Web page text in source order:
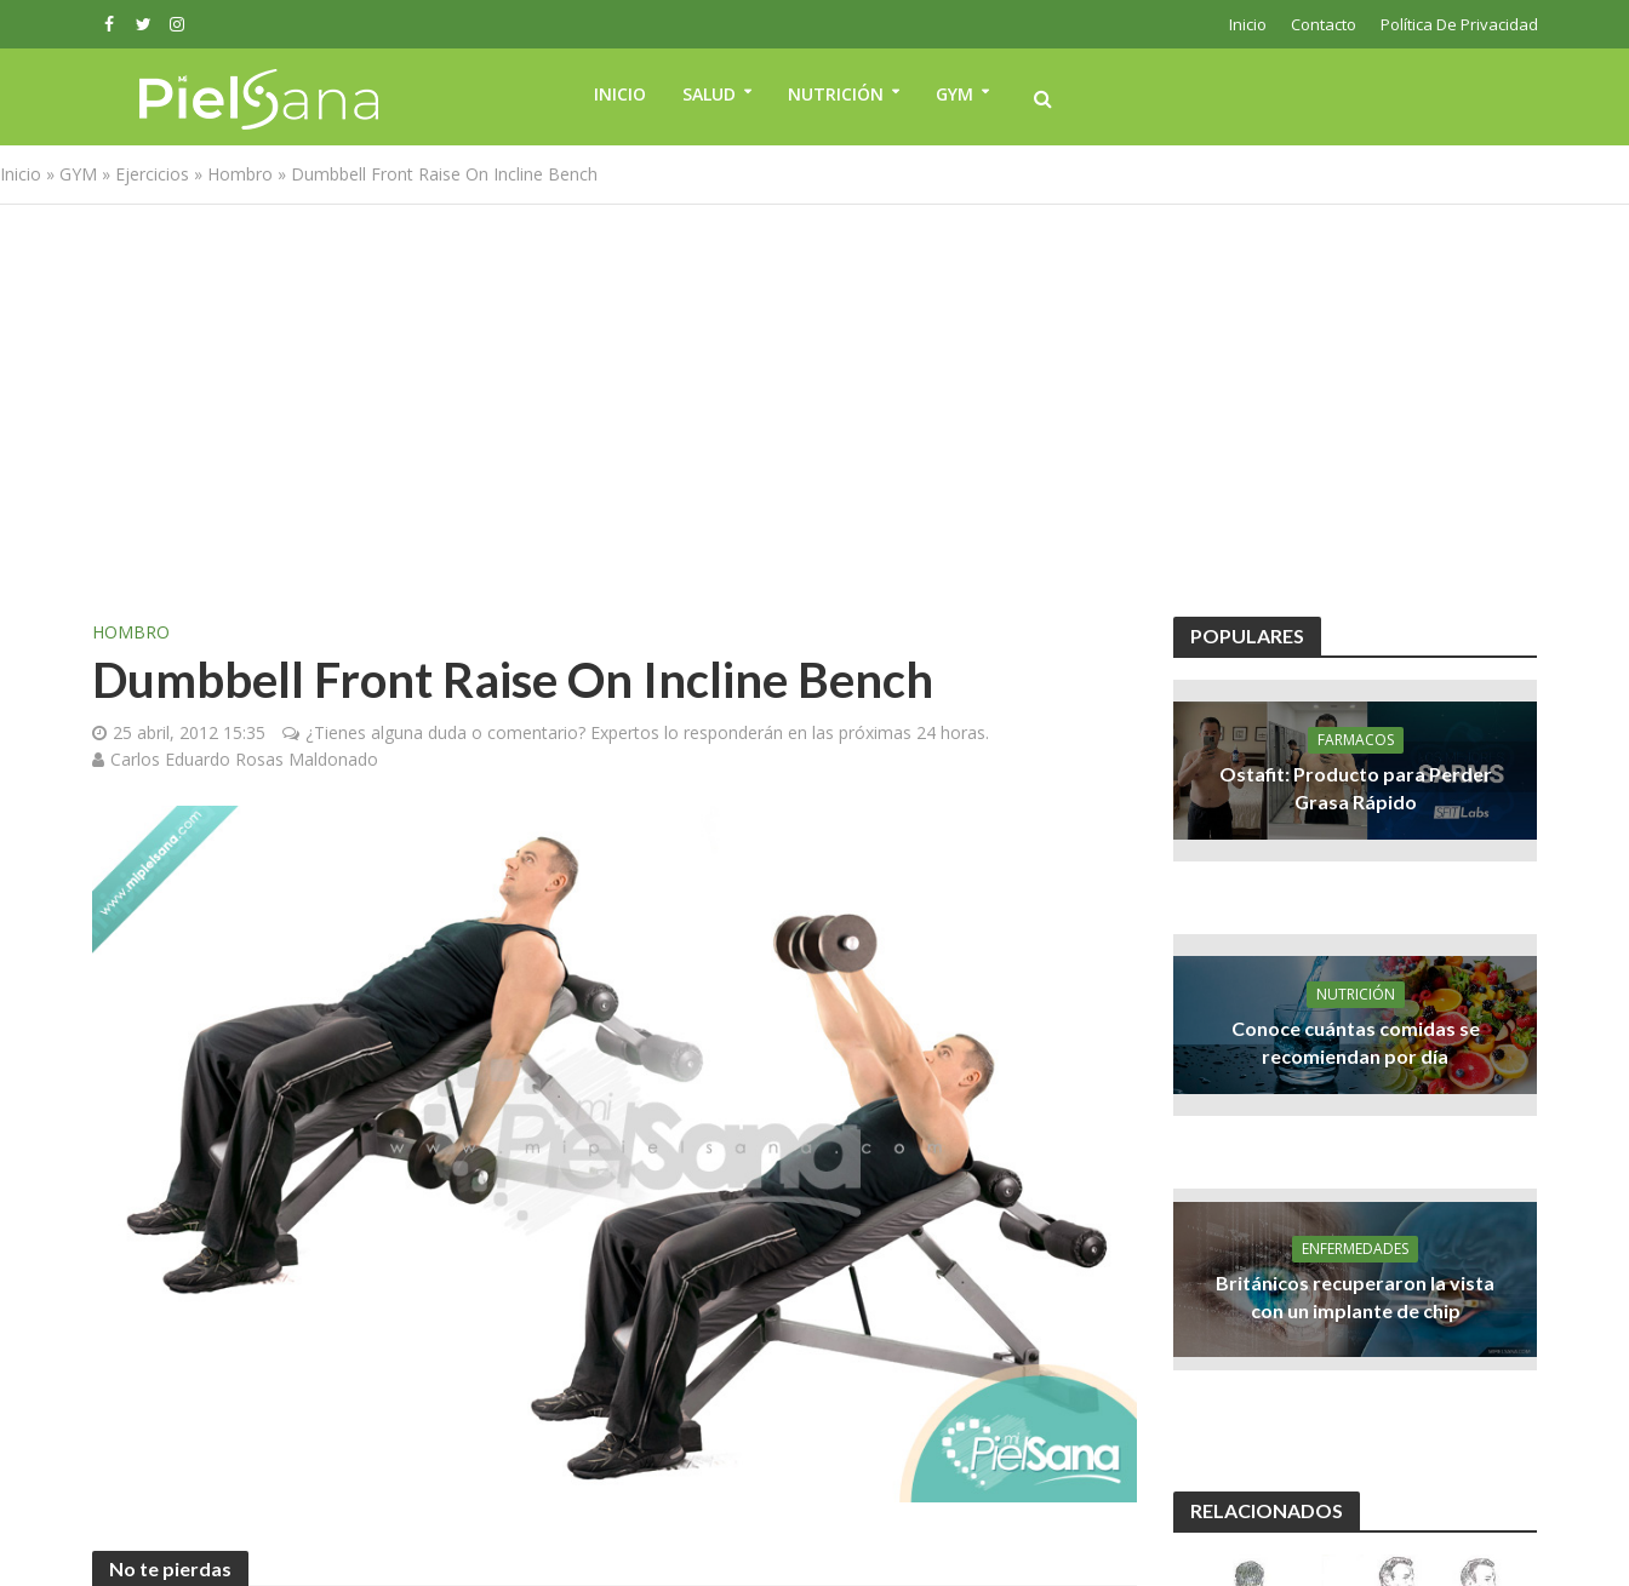
Inicio Contacto Política De Privacidad
INICIO SALUD NUTRICIÓN GYM
Inicio » GYM » Ejercicios » Hombro » Dumbbell Front Raise On Incline Bench
HOMBRO
Dumbbell Front Raise On Incline Bench
25 abril, 2012 15:35
¿Tienes alguna duda o comentario? Expertos lo responderán en las próximas 24 horas.
Carlos Eduardo Rosas Maldonado
No te pierdas
POPULARES
FARMACOS
Ostafit: Producto para Perder
Grasa Rápido
NUTRICIÓN
Conoce cuántas comidas se
recomiendan por día
ENFERMEDADES
Británicos recuperaron la vista
con un implante de chip
RELACIONADOS